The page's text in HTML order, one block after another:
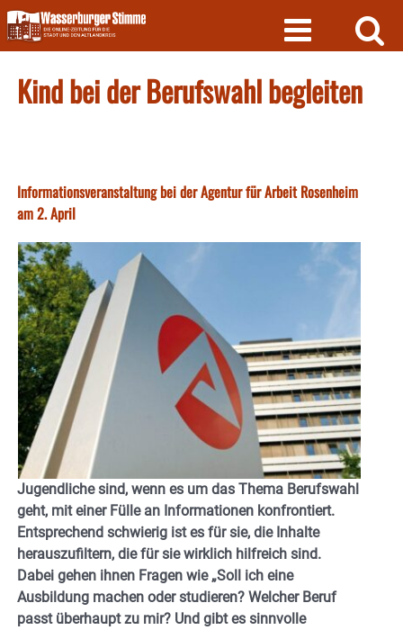
Skip
to
content
Kind bei der Berufswahl begleiten
Informationsveranstaltung bei der Agentur für Arbeit Rosenheim
am 2. April
Jugendliche sind, wenn es um das Thema Berufswahl
geht, mit einer Fülle an Informationen konfrontiert.
Entsprechend schwierig ist es für sie, die Inhalte
herauszufiltern, die für sie wirklich hilfreich sind.
Dabei gehen ihnen Fragen wie „Soll ich eine
Ausbildung machen oder studieren? Welcher Beruf
passt überhaupt zu mir? Und gibt es sinnvolle